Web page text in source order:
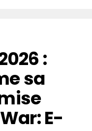
:
sa
E-